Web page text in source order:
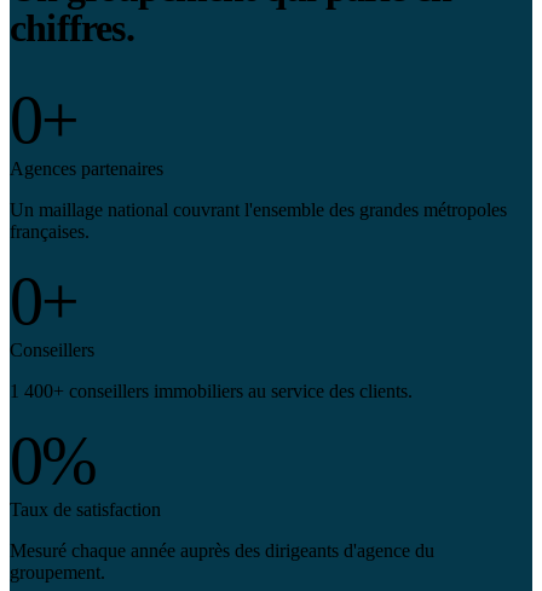
chiffres.
0+
Agences partenaires
Un maillage national couvrant l'ensemble des grandes métropoles
françaises.
0+
Conseillers
1 400+ conseillers immobiliers au service des clients.
0%
Taux de satisfaction
Mesuré chaque année auprès des dirigeants d'agence du
groupement.